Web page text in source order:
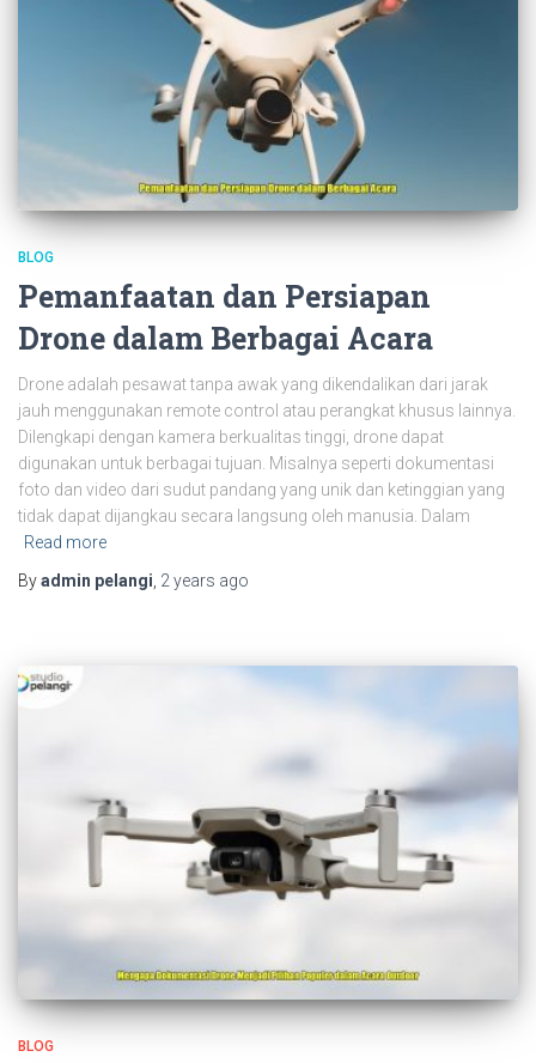
BLOG
Pemanfaatan dan Persiapan
Drone dalam Berbagai Acara
Drone adalah pesawat tanpa awak yang dikendalikan dari jarak
jauh menggunakan remote control atau perangkat khusus lainnya.
Dilengkapi dengan kamera berkualitas tinggi, drone dapat
digunakan untuk berbagai tujuan. Misalnya seperti dokumentasi
foto dan video dari sudut pandang yang unik dan ketinggian yang
tidak dapat dijangkau secara langsung oleh manusia. Dalam
Read more
Byadmin pelangi, 2 years ago
BLOG